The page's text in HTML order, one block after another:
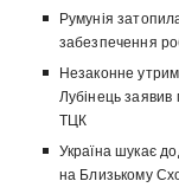
Румунія
забезпечення
Незаконне
Лубінець
ТЦК
Україна шукає
на Близькому